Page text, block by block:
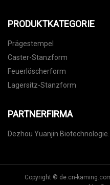
PRODUKTKATEGORIE
Prägestempel
Caster-Stanzform
Feuerlöscherform
Lagersitz-Stanzform
PARTNERFIRMA
Dezhou Yuanjin Biotechnologie
Copyright © de.cn-